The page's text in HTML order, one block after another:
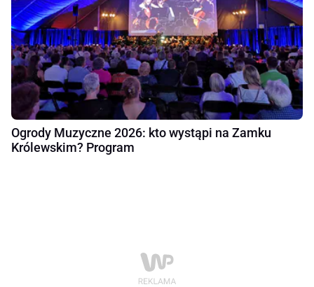
Ogrody Muzyczne 2026: kto wystąpi na Zamku
Królewskim? Program